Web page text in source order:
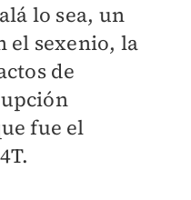
lo sea, un
el sexenio, la
de
fue el